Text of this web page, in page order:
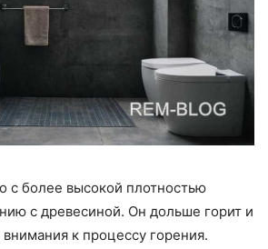
с более высокой плотностью
с древесиной. Он дольше горит и
к процессу горения.